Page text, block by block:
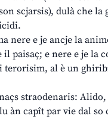
scjarsis), dulà che
nere e je ancje la
paisaç; e nere e je la
terorisim, al è un
straodenaris:
àn capît par vie dal so